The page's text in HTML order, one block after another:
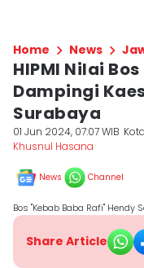
Home News
HIPMI Nilai
Dampingi
Surabaya
01 Jun 2024, 07:07 WIB
Khusnul Hasana
News Channel
Bos "Kebab Baba Rafi" Hendy
Share Article